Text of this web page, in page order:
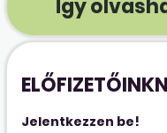
Így
Jelentkezzen be!